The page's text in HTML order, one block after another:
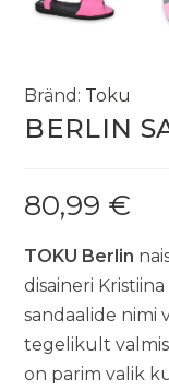
Bränd: Toku
BERLIN
80,99 €
TOKU Berlin
disaineri
sandaalide nimi
tegelikult
on parim valik